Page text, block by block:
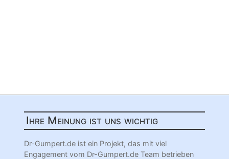
Ihre Meinung ist uns wichtig
Dr-Gumpert.de ist ein Projekt, das mit viel
Engagement vom Dr-Gumpert.de Team betrieben